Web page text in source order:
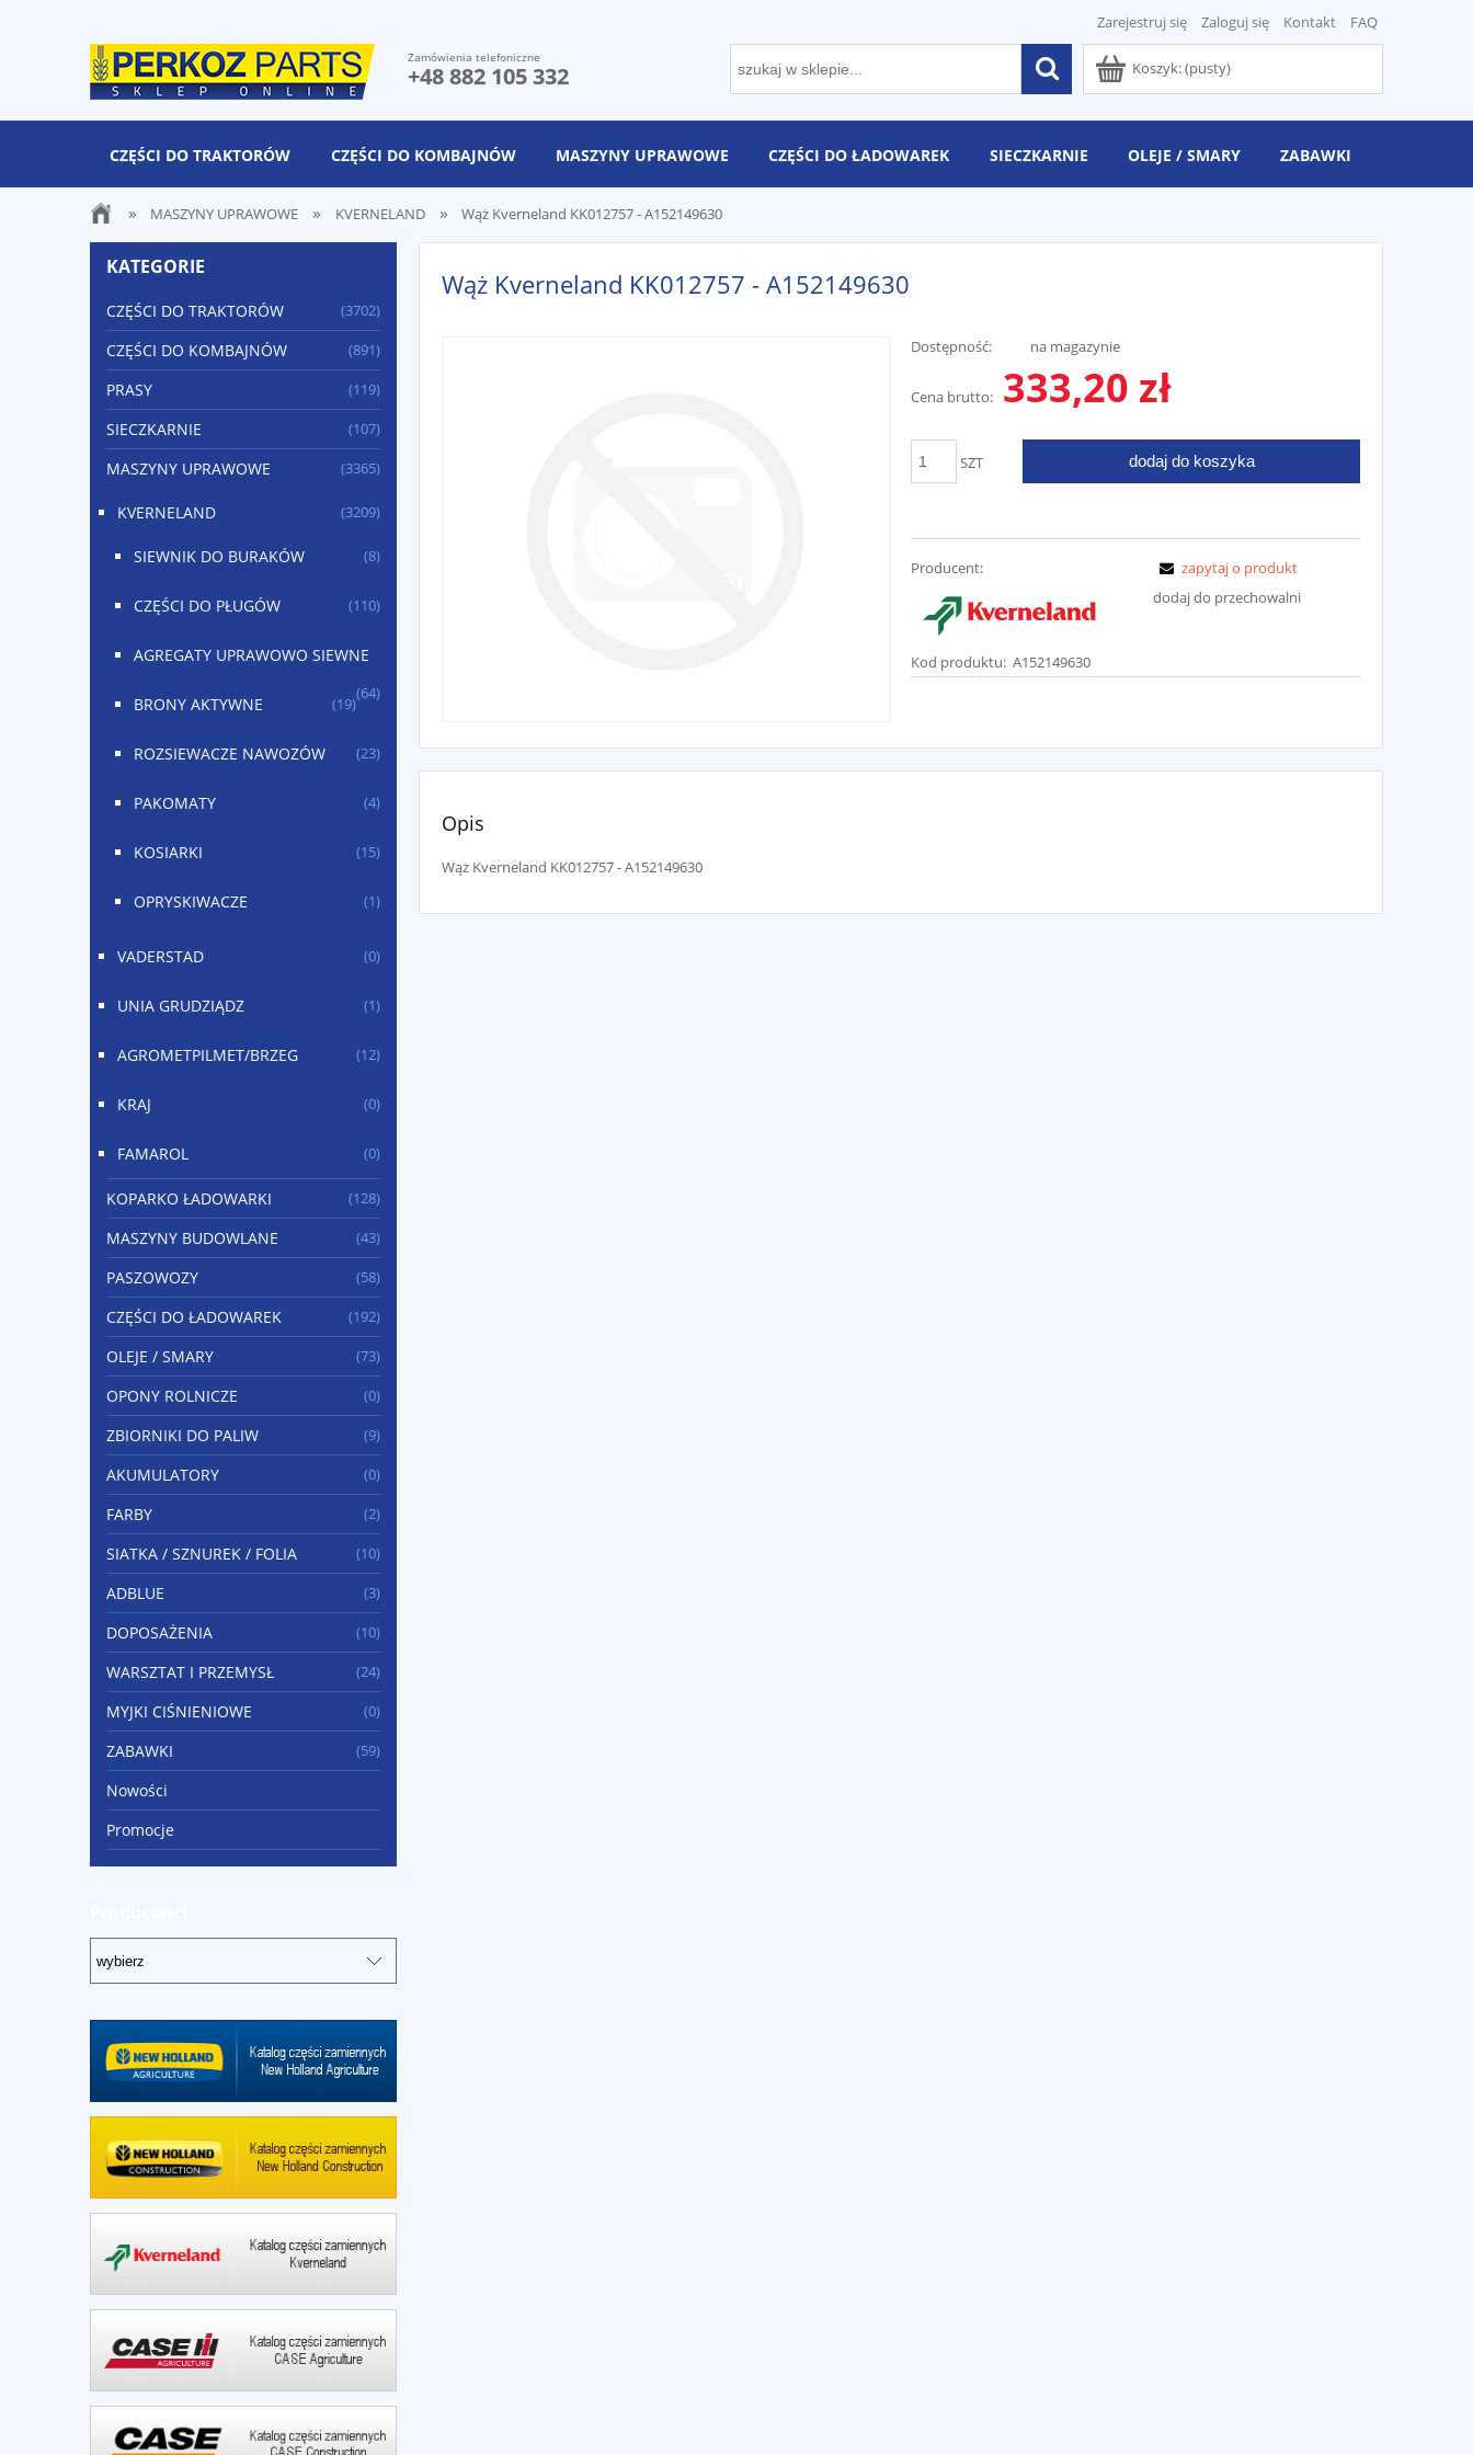
Zarejestruj się Zaloguj się Kontakt FAQ
Koszyk:(pusty)
Zamówienia telefoniczne
+48 882 105 332
CZĘŚCI DO TRAKTORÓW CZĘŚCI DO KOMBAJNÓW MASZYNY UPRAWOWE CZĘŚCI DO ŁADOWAREK SIECZKARNIE OLEJE / SMARY ZABAWKI
» MASZYNY UPRAWOWE » KVERNELAND » Wąż Kverneland KK012757 - A152149630
KATEGORIE
CZĘŚCI DO TRAKTORÓW (3702)
CZĘŚCI DO KOMBAJNÓW (891)
PRASY (119)
SIECZKARNIE (107)
MASZYNY UPRAWOWE (3365)
KVERNELAND (3209)
SIEWNIK DO BURAKÓW (8)
CZĘŚCI DO PŁUGÓW (110)
AGREGATY UPRAWOWO SIEWNE
(64)
BRONY AKTYWNE (19)
ROZSIEWACZE NAWOZÓW (23)
PAKOMATY (4)
KOSIARKI (15)
OPRYSKIWACZE (1)
VADERSTAD (0)
UNIA GRUDZIĄDZ (1)
AGROMETPILMET/BRZEG (12)
KRAJ (0)
FAMAROL (0)
KOPARKO ŁADOWARKI (128)
MASZYNY BUDOWLANE (43)
PASZOWOZY (58)
CZĘŚCI DO ŁADOWAREK (192)
OLEJE / SMARY (73)
OPONY ROLNICZE (0)
ZBIORNIKI DO PALIW (9)
AKUMULATORY (0)
FARBY (2)
SIATKA / SZNUREK / FOLIA (10)
ADBLUE (3)
DOPOSAŻENIA (10)
WARSZTAT I PRZEMYSŁ (24)
MYJKI CIŚNIENIOWE (0)
ZABAWKI (59)
Nowości
Promocje
Wąż Kverneland KK012757 - A152149630
Dostępność: na magazynie
Cena brutto: 333,20 zł
SZT dodaj do koszyka
Producent:
Kod produktu: A152149630
zapytaj o produkt
dodaj do przechowalni
Opis
Wąż Kverneland KK012757 - A152149630